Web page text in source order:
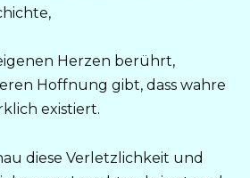
Herzen berührt,
Hoffnung gibt, dass wahre
existiert.
diese Verletzlichkeit und